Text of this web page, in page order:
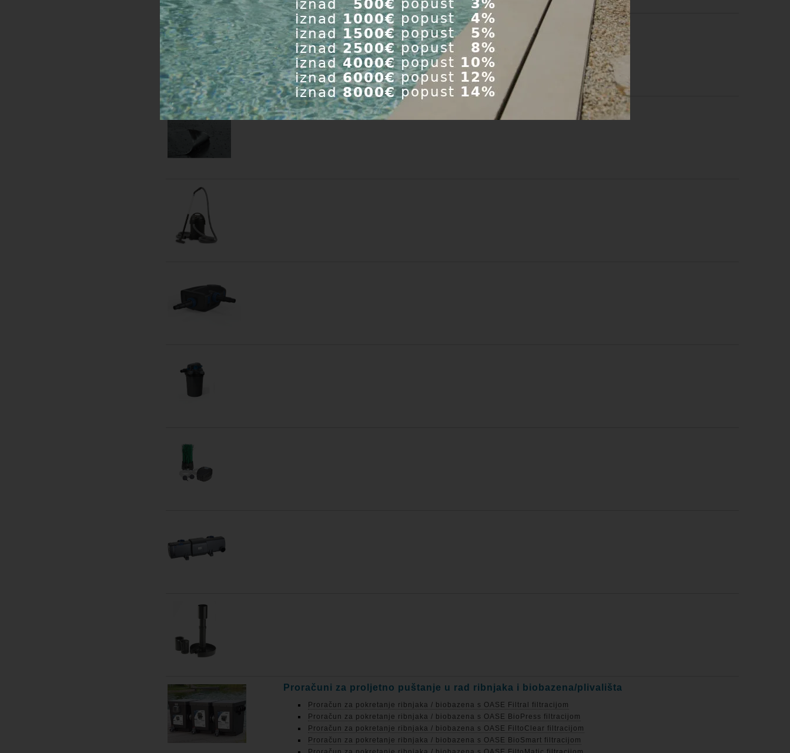
Proračuni za proljetno puštanje u rad ribnjaka i biobazena/plivališta
Proračun za pokretanje ribnjaka / biobazena s OASE Filtral filtracijom
Proračun za pokretanje ribnjaka / biobazena s OASE BioPress filtracijom
Proračun za pokretanje ribnjaka / biobazena s OASE FiltoClear filtracijom
Proračun za pokretanje ribnjaka / biobazena s OASE BioSmart filtracijom